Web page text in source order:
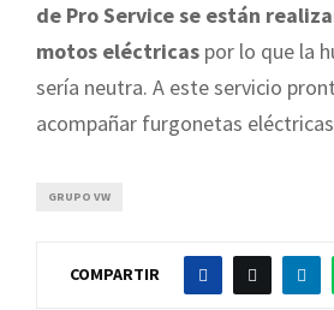
de Pro Service se están
motos eléctricas por lo que la
sería neutra. A este servicio
acompañar furgonetas
GRUPO VW
COMPARTIR